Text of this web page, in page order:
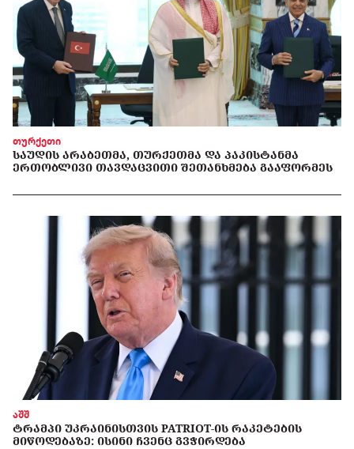
თურქეთი
ᲡᲐᲣᲓᲘᲡ ᲐᲠᲐᲑᲔᲗᲛᲐ, ᲗᲣᲠᲥᲔᲗᲛᲐ ᲓᲐ ᲞᲐᲙᲘᲡᲢᲐᲜᲛᲐ
ᲔᲠᲗᲝᲑᲚᲘᲕᲘ ᲗᲐᲕᲓᲐᲪᲕᲘᲗᲘ ᲨᲔᲗᲐᲜᲮᲛᲔᲑᲐ ᲒᲐᲐᲤᲝᲠᲛᲔᲡ
აშშ
ᲢᲠᲐᲛᲞᲘ ᲣᲙᲠᲐᲘᲜᲘᲡᲗᲕᲘᲡ PATRIOT-ᲘᲡ ᲠᲐᲙᲔᲢᲔᲑᲘᲡ
ᲛᲘᲬᲝᲓᲔᲑᲐᲖᲔ: ᲘᲡᲘᲜᲘ ᲩᲕᲔᲜᲪ ᲒᲕᲭᲘᲠᲓᲔᲑᲐ